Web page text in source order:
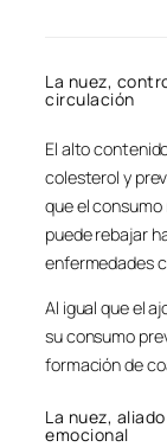
La nuez,
circulación
El alto
colesterol y
que el
puede rebajar
enfermedades
Al igual que el
su consumo
formación de
La nuez,
emocional